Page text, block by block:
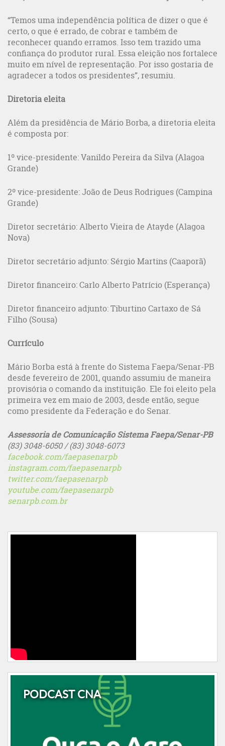
“Temos uma independência política de dizer o que é
certo, o que é errado, de cobrar e também de
reconhecer quando erramos. Isso tem trazido uma
confiança do produtor rural. Essa eleição nos fortalece
muito em nível de representação. Por isso gostaria de
agradecer a todos os presidentes”, resumiu.
Diretoria eleita
Além da presidência de Mário Borba, a diretoria eleita
é composta por:
1º vice-presidente: Vanildo Pereira da Silva (Alagoa
Grande)
2º vice-presidente: João de Deus Rodrigues (Campina
Grande)
Diretor secretário: Alberto Vieira de Atayde (Alagoa
Nova)
Diretor secretário adjunto: Sérgio Martins (Caaporã)
Diretor financeiro: Carlo Alberto Patrício (Esperança)
Diretor financeiro adjunto: Tiburtino Cartaxo de Sá
Filho (Sousa)
Currículo
Mário Borba está à frente do Sistema Faepa/Senar-PB
desde fevereiro de 2001, quando assumiu de maneira
provisória o comando da instituição. Ele foi eleito pela
primeira vez em maio de 2003, desde então, segue
como presidente da Federação e do Senar.
Assessoria de Comunicação Sistema Faepa/Senar-PB
(83) 3048-6050 / (83) 3048-6073
facebook.com/faepasenarpb
instagram.com/faepasenarpb
twitter.com/faepasenarpb
youtube.com/faepasenarpb
senarpb.com.br
PODCAST CNA